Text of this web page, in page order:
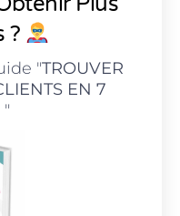
?
"TROUVER
EN 7
"